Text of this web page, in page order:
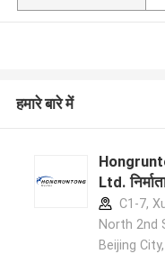
हमारे बारे में
Ltd.
C1-7,
North 2nd
Beijing